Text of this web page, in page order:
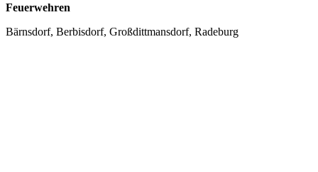
Feuerwehren
Bärnsdorf, Berbisdorf, Großdittmansdorf, Radeburg